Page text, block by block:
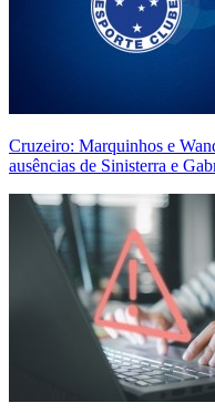
Cruzeiro: Marquinhos e
ausências de Sinisterra e